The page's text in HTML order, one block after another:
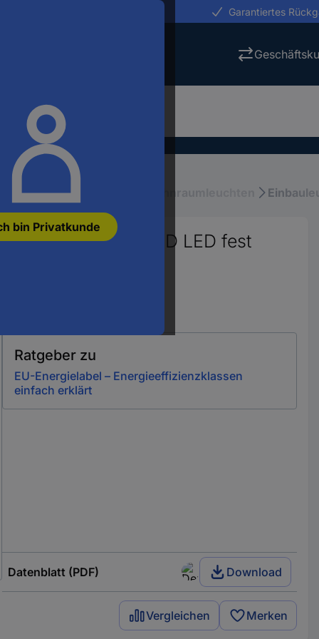
bin Privatkunde
Garantiertes
Innenbeleuchtung, Wohnraumleuchten
LED LED fest
Ratgeber zu
EU-Energielabel – Energieeffizienzklassen
einfach erklärt
Datenblatt (PDF) Download
Vergleichen Merken